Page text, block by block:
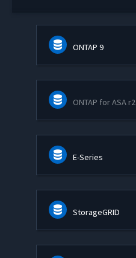
ONTAP 9
ONTAP for ASA r2
E-Series
StorageGRID